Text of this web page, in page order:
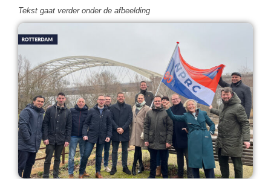
Tekst gaat verder onder de afbeelding